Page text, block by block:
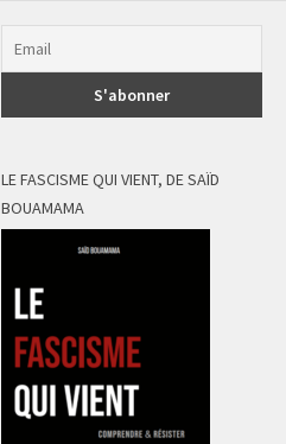
LE FASCISME QUI VIENT, DE SAÏD
BOUAMAMA